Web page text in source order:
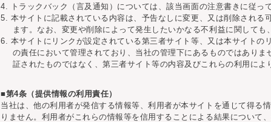
4. トラックバック（言及通知）については、該当画面の注意書きに従っ
5. 本サイトに記載されている内容は、予告なしに変更、又は削除される
ます。なお、変更や削除によって発生したいかなる不利益に関しても
6. 本サイトにリンクが設定されている第三者サイト等、又は本サイトの
の責任において管理されており、当社の管理下にあるものではあり
証されたものではなく、第三者サイト等の内容及びこれらの利用によ
■第4条（提供情報の利用責任）
当社は、他の利用者が発信する情報等、利用者が本サイトを通じて得る
りません。利用者がこれらの情報等を信用することによる結果について